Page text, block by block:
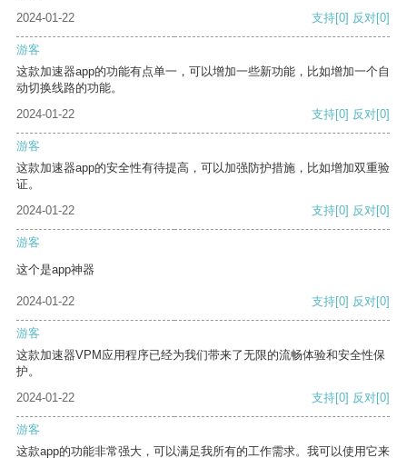
2024-01-22
支持[0] 反对[0]
游客
这款加速器app的功能有点单一，可以增加一些新功能，比如增加一个自
动切换线路的功能。
2024-01-22
支持[0] 反对[0]
游客
这款加速器app的安全性有待提高，可以加强防护措施，比如增加双重验
证。
2024-01-22
支持[0] 反对[0]
游客
这个是app神器
2024-01-22 支持[0] 反对[0]
游客
这款加速器VPM应用程序已经为我们带来了无限的流畅体验和安全性保
护。
2024-01-22
支持[0] 反对[0]
游客
这款app的功能非常强大，可以满足我所有的工作需求。我可以使用它来